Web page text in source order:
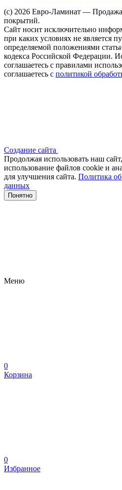
(c) 2026 Евро-Ламинат —
покрытий.
Сайт носит исключительно
при каких условиях не является
определяемой положениями
кодекса Российской Федерации.
соглашаетесь с правилами
соглашаетесь с политикой
Создание сайта
Продолжая использовать наш
использование файлов сооkіе и
для улучшения сайта. Политика
данных
Понятно
Меню
0
Корзина
0
Избранное